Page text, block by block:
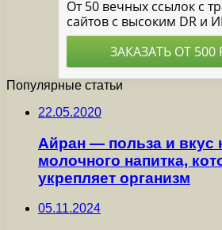
Популярные статьи
22.05.2020
Айран — польза и вкус
молочного напитка,
укрепляет организм
05.11.2024